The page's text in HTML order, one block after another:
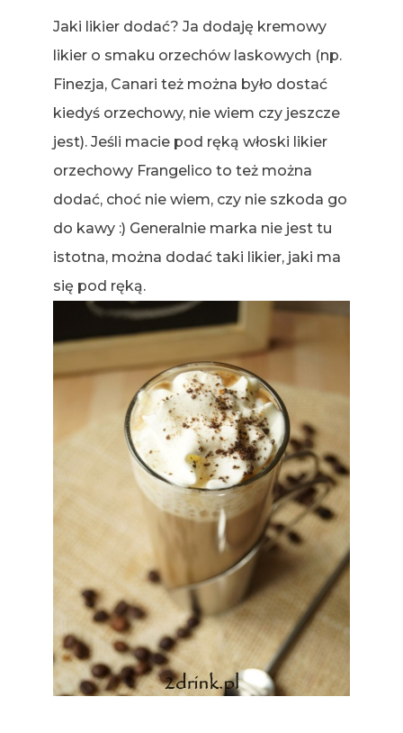
Jaki likier dodać? Ja dodaję kremowy
likier o smaku orzechów laskowych (np.
Finezja, Canari też można było dostać
kiedyś orzechowy, nie wiem czy jeszcze
jest). Jeśli macie pod ręką włoski likier
orzechowy Frangelico to też można
dodać, choć nie wiem, czy nie szkoda go
do kawy :) Generalnie marka nie jest tu
istotna, można dodać taki likier, jaki ma
się pod ręką.